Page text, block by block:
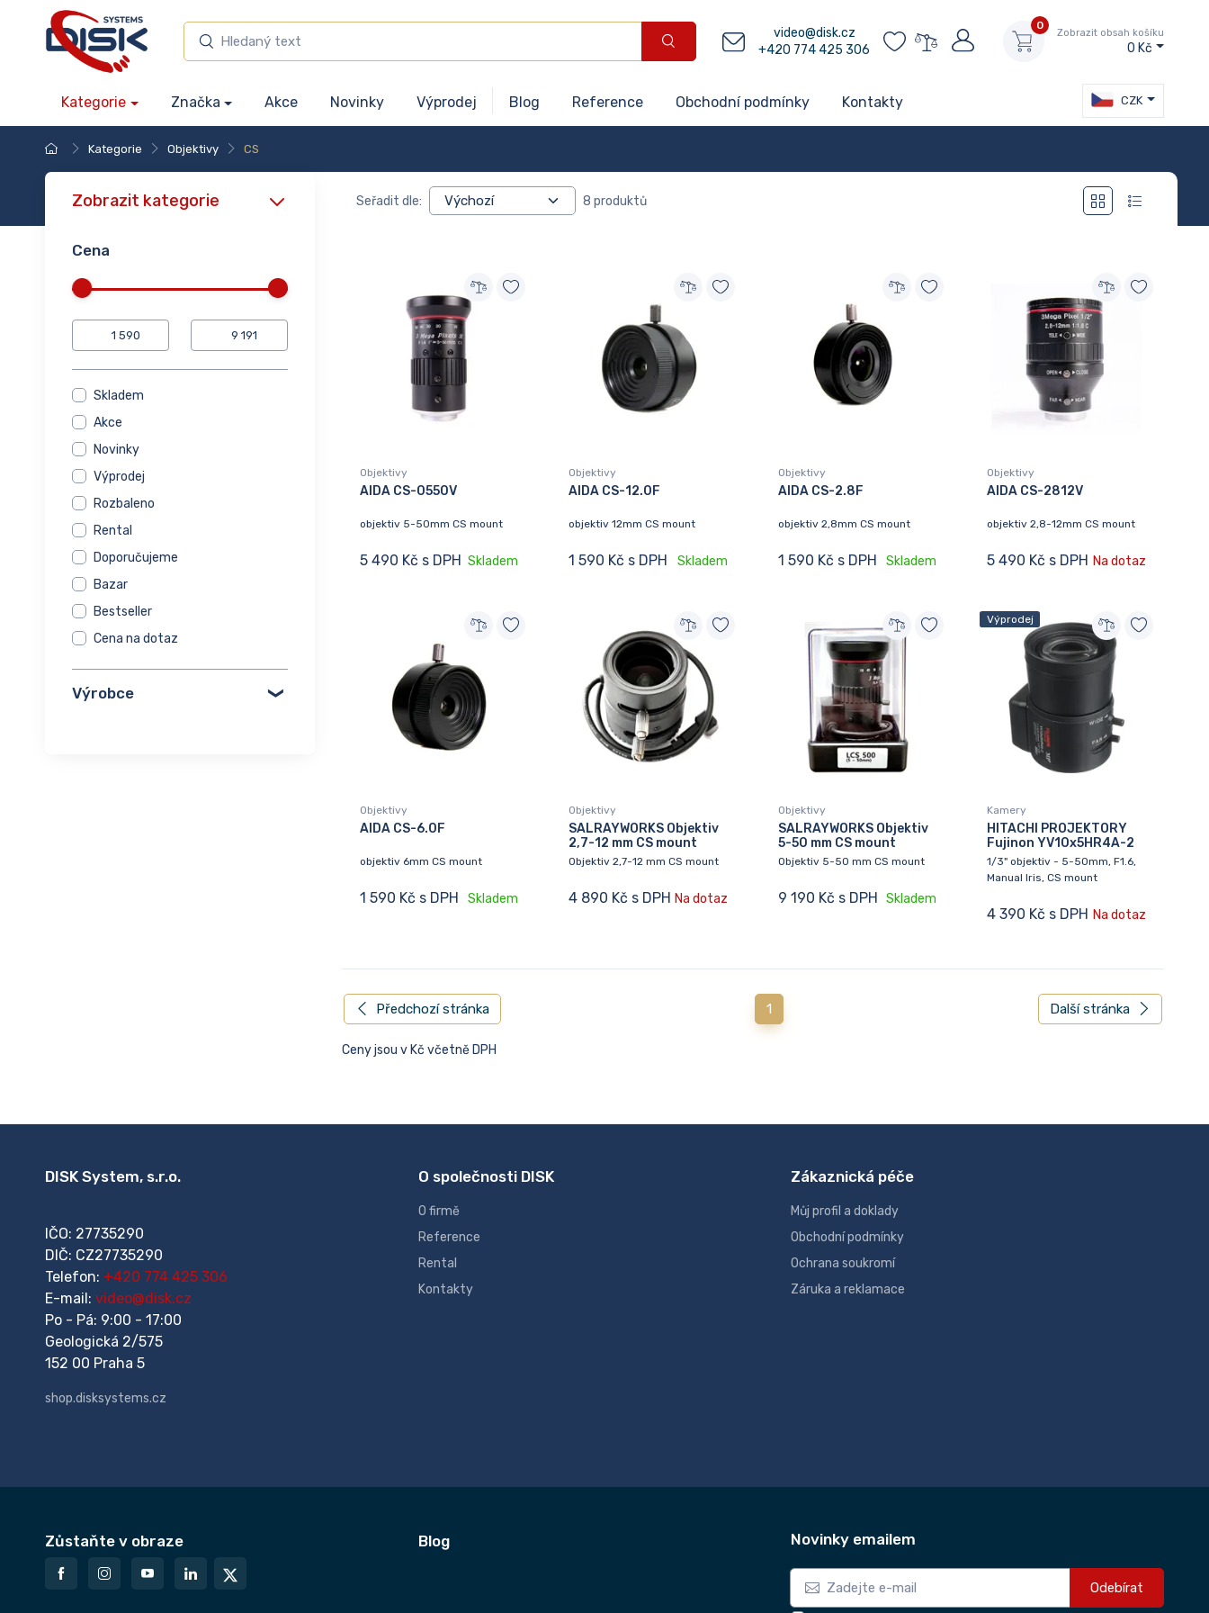
video@disk.cz
+420 774 425 306
0
Zobrazit obsah košíku
0 Kč
Kategorie Značka Akce Novinky Výprodej Blog Reference Obchodní podmínky Kontakty CZK
Kategorie Objektivy CS
Zobrazit kategorie
Cena
Skladem
Akce
Novinky
Výprodej
Rozbaleno
Rental
Doporučujeme
Bazar
Bestseller
Cena na dotaz
Výrobce
Seřadit dle: 8 produktů
Objektivy
AIDA CS-0550V
objektiv 5-50mm CS mount
5 490 Kč s DPH Skladem
Objektivy
AIDA CS-12.0F
objektiv 12mm CS mount
1 590 Kč s DPH Skladem
Objektivy
AIDA CS-2.8F
objektiv 2,8mm CS mount
1 590 Kč s DPH Skladem
Objektivy
AIDA CS-2812V
objektiv 2,8-12mm CS mount
5 490 Kč s DPH Na dotaz
Objektivy
AIDA CS-6.0F
objektiv 6mm CS mount
1 590 Kč s DPH Skladem
Objektivy
SALRAYWORKS Objektiv
2,7-12 mm CS mount
Objektiv 2,7-12 mm CS mount
4 890 Kč s DPH Na dotaz
Objektivy
SALRAYWORKS Objektiv
5-50 mm CS mount
Objektiv 5-50 mm CS mount
9 190 Kč s DPH Skladem
Výprodej
Kamery
HITACHI PROJEKTORY
Fujinon YV10x5HR4A-2
1/3" objektiv - 5-50mm, F1.6,
Manual Iris, CS mount
4 390 Kč s DPH Na dotaz
Předchozí stránka 1 Další stránka
Ceny jsou v Kč včetně DPH
DISK System, s.r.o.
IČO: 27735290
DIČ: CZ27735290
Telefon: +420 774 425 306
E-mail: video@disk.cz
Po - Pá: 9:00 - 17:00
Geologická 2/575
152 00 Praha 5
shop.disksystems.cz
O společnosti DISK
O firmě
Reference
Rental
Kontakty
Zákaznická péče
Můj profil a doklady
Obchodní podmínky
Ochrana soukromí
Záruka a reklamace
Zůstaňte v obraze Blog Novinky emailem
Odebírat